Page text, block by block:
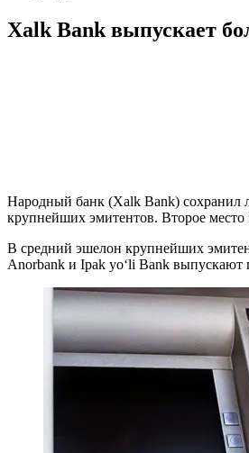
Xalk Bank выпускает
Народный банк (Xalk Bank) сохранил
крупнейших эмитентов. Второе
В средний эшелон крупнейших
Anorbank и Ipak yo‘li Bank выпускают